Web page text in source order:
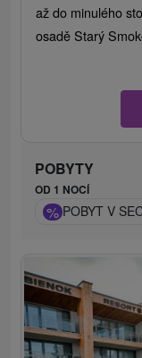
až do minulého
osadě Starý
POBYTY
OD 1 NOCÍ
% POBYT V